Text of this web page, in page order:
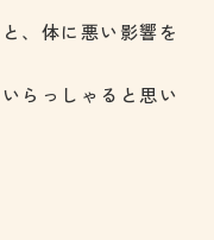
、体に悪い影響を
らっしゃると思い